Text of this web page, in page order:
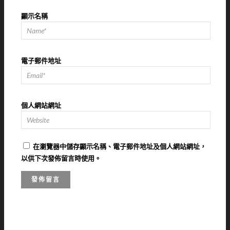
顯示名稱
電子郵件地址
個人網站網址
在瀏覽器中儲存顯示名稱、電子郵件地址及個人網站網址，
以供下次發佈留言時使用。